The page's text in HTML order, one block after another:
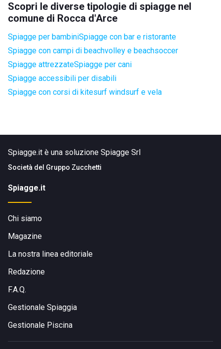
Scopri le diverse tipologie di spiagge nel
comune di Rocca d'Arce
Spiagge per bambiniSpiagge con bar e ristorante
Spiagge con campi di beachvolley e beachsoccer
Spiagge attrezzateSpiagge per cani
Spiagge accessibili per disabili
Spiagge con corsi di kitesurf windsurf e vela
Spiagge.it è una soluzione Spiagge Srl
Società del Gruppo Zucchetti
Spiagge.it
Chi siamo
Magazine
La nostra linea editoriale
Redazione
F.A.Q.
Gestionale Spiaggia
Gestionale Piscina